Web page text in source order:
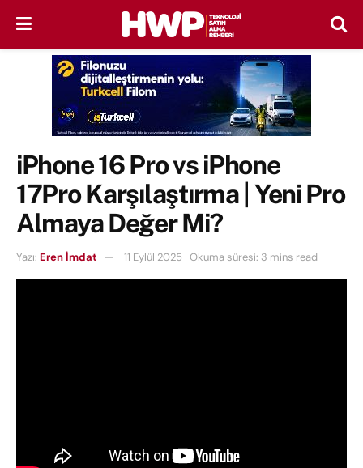
iPhone 16 Pro vs iPhone
17Pro Karşılaştırma | Yeni Pro
Almaya Değer Mi?
Yazı: Eren İmdat 11 Eylül 2025 Okuma süresi: 3 mins read